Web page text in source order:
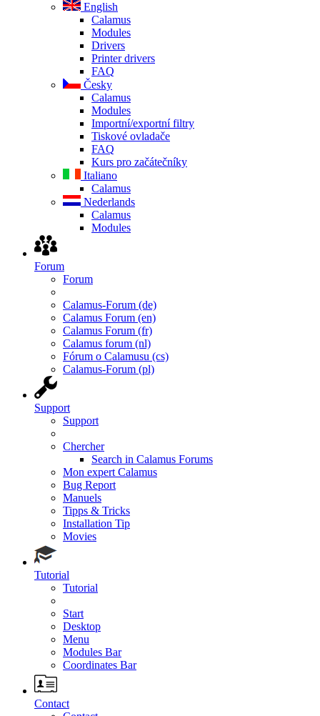
English
Calamus
Modules
Drivers
Printer drivers
FAQ
Česky
Calamus
Modules
Importní/exportní filtry
Tiskové ovladače
FAQ
Kurs pro začátečníky
Italiano
Calamus
Nederlands
Calamus
Modules
Forum
Forum
Calamus-Forum (de)
Calamus Forum (en)
Calamus Forum (fr)
Calamus forum (nl)
Fórum o Calamusu (cs)
Calamus-Forum (pl)
Support
Support
Chercher
Search in Calamus Forums
Mon expert Calamus
Bug Report
Manuels
Tipps & Tricks
Installation Tip
Movies
Tutorial
Tutorial
Start
Desktop
Menu
Modules Bar
Coordinates Bar
Contact